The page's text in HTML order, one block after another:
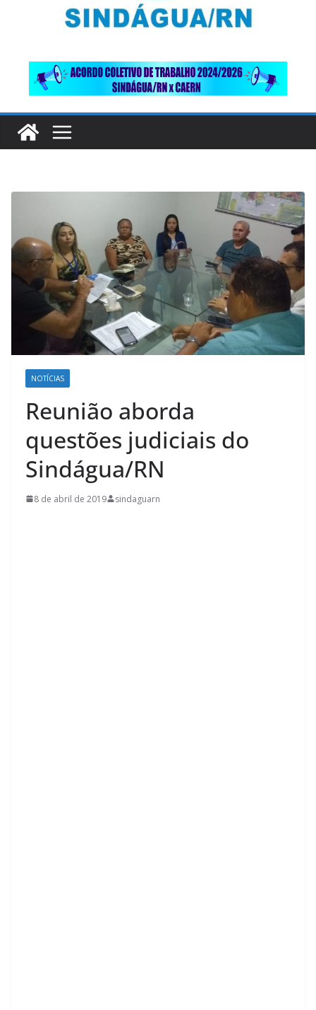
NOTÍCIAS
Reunião aborda
questões judiciais do
Sindágua/RN
8 de abril de 2019 sindaguarn